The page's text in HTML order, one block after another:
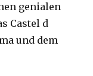
genialen
Castel d
und dem